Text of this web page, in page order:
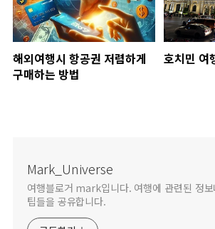
해외여행시 항공권 저렴하게
구매하는 방법
호치민 여
Mark_Universe
여행블로거 mark입니다. 여행에 관련된 정보
팁들을 공유합니다.